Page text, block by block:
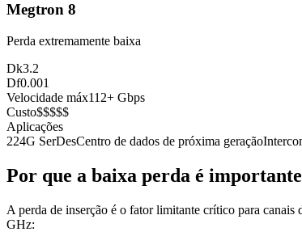
Megtron 8
Perda extremamente baixa
Dk3.2
Df0.001
Velocidade máx112+ Gbps
Custo$$$$$
Aplicações
224G SerDesCentro de dados de próxima geração
Por que a baixa perda é importante
A perda de inserção é o fator limitante crítico para
GHz: